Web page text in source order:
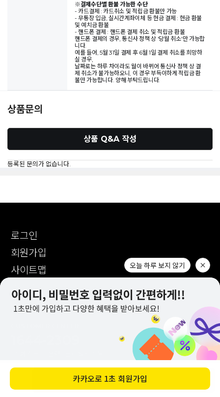
바로 구매하기
※결제수단별 환불 가능한 수단
- 카드결제 : 카드취소 및 적립금 환불만 가능
- 무통장 입금, 실시간계좌이체 등 현금 결제 : 현금 환불
및 예치금 환불
- 핸드폰 결제 : 핸드폰 결제 취소 및 적립금 환불
핸드폰 결제의 경우, 통신사 정책 상 '당월 취소'만 가능합
니다.
예를 들어, 5월 31일 결제 후 6월 1일 결제 취소를 희망하
실 경우,
날짜로는 하루 차이라도 월이 바뀌어 통신사 정책 상 결
제 취소가 불가능하오니, 이 경우 부득이하게 적립금 환
불만 가능합니다. 양해 부탁드립니다.
상품문의
상품 Q&A 작성
등록된 문의가 없습니다.
로그인
회원가입
사이트맵
1:1문의
점심시간 : PM 12:00 ~ PM 13:10
(토,일,공휴일 휴무)
오늘 하루 보지 않기